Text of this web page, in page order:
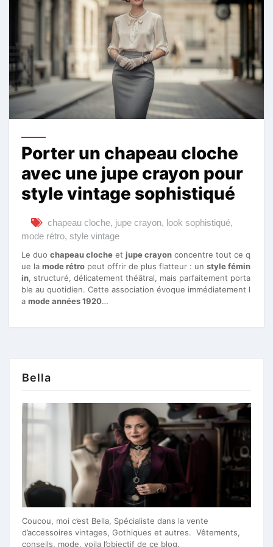
Porter un chapeau cloche
avec une jupe crayon pour
style vintage sophistiqué
chapeau cloche, jupe crayon, look sophistiqué,
mode rétro, style vintage
Le duo chapeau cloche et jupe crayon concentre tout ce q
ue la mode rétro peut offrir de plus flatteur : un style fémin
in, structuré, délicatement théâtral, mais parfaitement porta
ble au quotidien. Cette association évoque immédiatement l
a mode années 1920…
Bella
Coucou, moi c’est Bella, Spécialiste dans la vente
d’accessoires vintages, Gothiques et autres. Vêtements,
conseils, mode, voila l’objectif de ce blog.